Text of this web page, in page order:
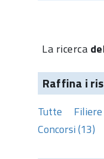
La ricerca
Raffina i
Tutte
Concorsi (13)